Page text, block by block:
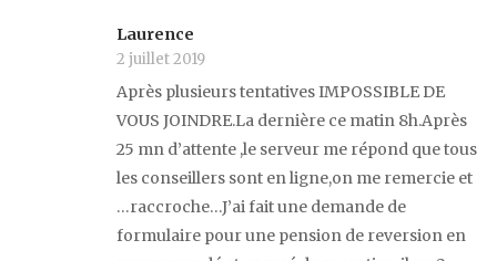
Laurence
2 juillet 2019
Après plusieurs tentatives IMPOSSIBLE DE
VOUS JOINDRE.La dernière ce matin 8h.Après
25 mn d’attente ,le serveur me répond que tous
les conseillers sont en ligne,on me remercie et
…raccroche…J’ai fait une demande de
formulaire pour une pension de reversion en